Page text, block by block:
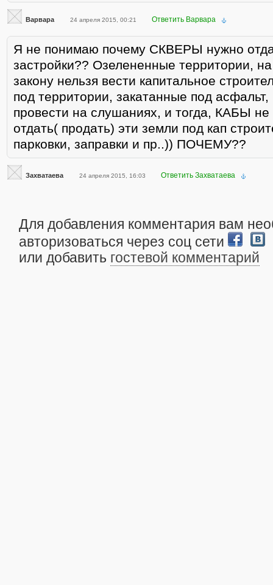
Варвара 24 апреля 2015, 00:21 Ответить Варвара
Я не понимаю почему СКВЕРЫ нужно
застройки?? Озелененные территории,
закону нельзя вести капитальное
под территории, закатанные под
провести на слушаниях, и тогда, КАБЫ
отдать( продать) эти земли под кап
парковки, заправки и пр..)) ПОЧЕМУ??
Захватаева 24 апреля 2015, 16:03 Ответить Захватаева
Для добавления комментария вам
авторизоваться через соц сети
или добавить гостевой комментарий